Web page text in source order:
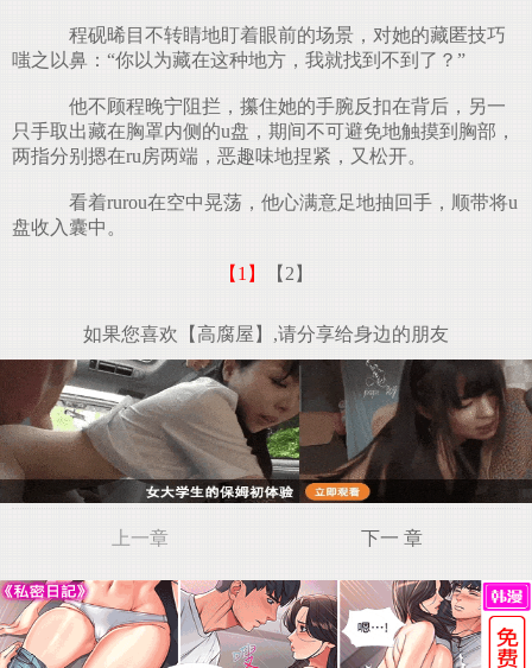
程砚晞目不转睛地盯着眼前的场景，对她的藏匿技巧
嗤之以鼻：“你以为藏在这种地方，我就找到不到了？”
他不顾程晚宁阻拦，攥住她的手腕反扣在背后，另一
只手取出藏在胸罩内侧的u盘，期间不可避免地触摸到胸部，
两指分别摁在ru房两端，恶趣味地捏紧，又松开。
看着rurou在空中晃荡，他心满意足地抽回手，顺带将u
盘收入囊中。
【1】 【2】
如果您喜欢【高腐屋】,请分享给身边的朋友
上一章 下一 章